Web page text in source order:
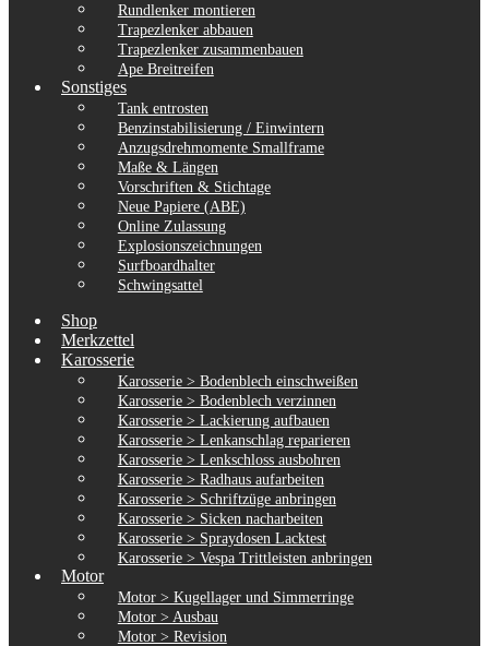
Rundlenker montieren
Trapezlenker abbauen
Trapezlenker zusammenbauen
Ape Breitreifen
Sonstiges
Tank entrosten
Benzinstabilisierung / Einwintern
Anzugsdrehmomente Smallframe
Maße & Längen
Vorschriften & Stichtage
Neue Papiere (ABE)
Online Zulassung
Explosionszeichnungen
Surfboardhalter
Schwingsattel
Shop
Merkzettel
Karosserie
Karosserie > Bodenblech einschweißen
Karosserie > Bodenblech verzinnen
Karosserie > Lackierung aufbauen
Karosserie > Lenkanschlag reparieren
Karosserie > Lenkschloss ausbohren
Karosserie > Radhaus aufarbeiten
Karosserie > Schriftzüge anbringen
Karosserie > Sicken nacharbeiten
Karosserie > Spraydosen Lacktest
Karosserie > Vespa Trittleisten anbringen
Motor
Motor > Kugellager und Simmerringe
Motor > Ausbau
Motor > Revision